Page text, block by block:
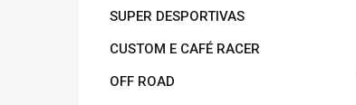
SUPER DESPORTIVAS
CUSTOM E CAFÉ RACER
OFF ROAD